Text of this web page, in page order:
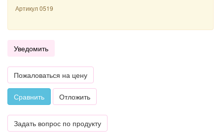
Артикул0519
Уведомить
Пожаловаться на цену
Сравнить Отложить
Задать вопрос по продукту